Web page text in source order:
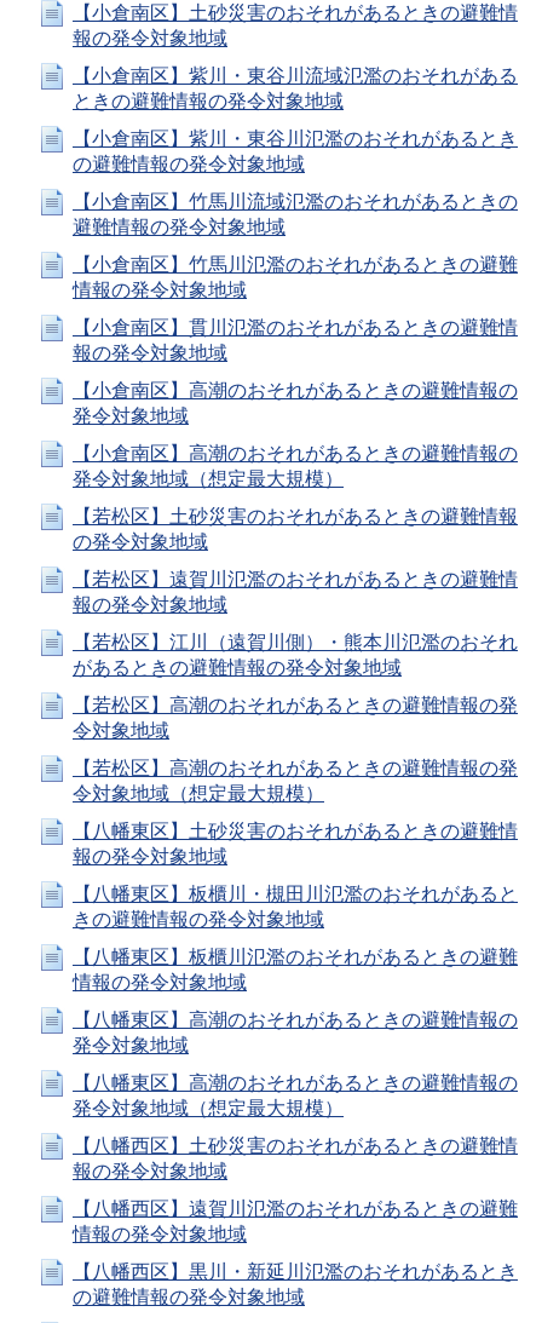
【小倉南区】土砂災害のおそれがあるときの避難情
報の発令対象地域
【小倉南区】紫川・東谷川流域氾濫のおそれがある
ときの避難情報の発令対象地域
【小倉南区】紫川・東谷川氾濫のおそれがあるとき
の避難情報の発令対象地域
【小倉南区】竹馬川流域氾濫のおそれがあるときの
避難情報の発令対象地域
【小倉南区】竹馬川氾濫のおそれがあるときの避難
情報の発令対象地域
【小倉南区】貫川氾濫のおそれがあるときの避難情
報の発令対象地域
【小倉南区】高潮のおそれがあるときの避難情報の
発令対象地域
【小倉南区】高潮のおそれがあるときの避難情報の
発令対象地域（想定最大規模）
【若松区】土砂災害のおそれがあるときの避難情報
の発令対象地域
【若松区】遠賀川氾濫のおそれがあるときの避難情
報の発令対象地域
【若松区】江川（遠賀川側）・熊本川氾濫のおそれ
があるときの避難情報の発令対象地域
【若松区】高潮のおそれがあるときの避難情報の発
令対象地域
【若松区】高潮のおそれがあるときの避難情報の発
令対象地域（想定最大規模）
【八幡東区】土砂災害のおそれがあるときの避難情
報の発令対象地域
【八幡東区】板櫃川・槻田川氾濫のおそれがあると
きの避難情報の発令対象地域
【八幡東区】板櫃川氾濫のおそれがあるときの避難
情報の発令対象地域
【八幡東区】高潮のおそれがあるときの避難情報の
発令対象地域
【八幡東区】高潮のおそれがあるときの避難情報の
発令対象地域（想定最大規模）
【八幡西区】土砂災害のおそれがあるときの避難情
報の発令対象地域
【八幡西区】遠賀川氾濫のおそれがあるときの避難
情報の発令対象地域
【八幡西区】黒川・新延川氾濫のおそれがあるとき
の避難情報の発令対象地域